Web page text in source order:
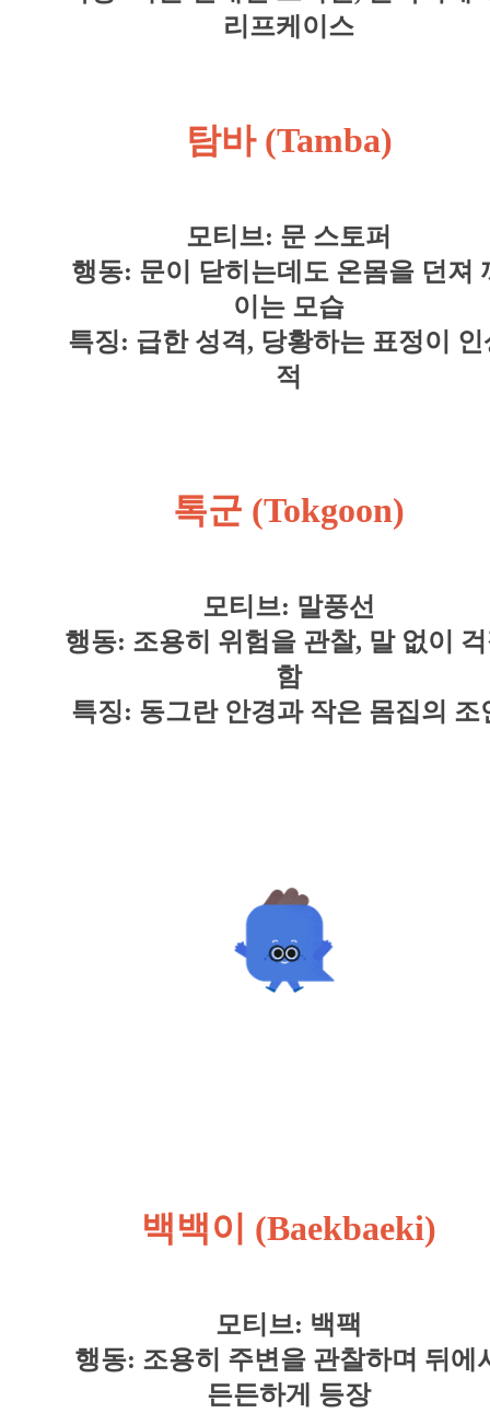
리프케이스
탐바 (Tamba)
모티브: 문 스토퍼
행동: 문이 닫히는데도 온몸을 던져
이는 모습
특징: 급한 성격, 당황하는 표정이 인
적
톡군 (Tokgoon)
모티브: 말풍선
행동: 조용히 위험을 관찰, 말 없이
함
특징: 동그란 안경과 작은 몸집의 조
백백이 (Baekbaeki)
모티브: 백팩
행동: 조용히 주변을 관찰하며 뒤에
든든하게 등장